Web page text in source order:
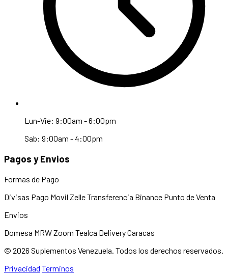
Lun-Vie: 9:00am - 6:00pm
Sab: 9:00am - 4:00pm
Pagos y Envios
Formas de Pago
Divisas Pago Movil ZelleTransferencia Binance Punto de Venta
Envios
Domesa MRWZoom Tealca Delivery Caracas
© 2026 Suplementos Venezuela. Todos los derechos reservados.
Privacidad Terminos